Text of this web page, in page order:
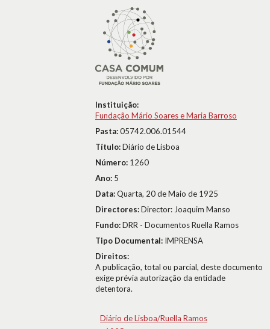
Instituição:
Fundação Mário Soares e Maria Barroso
Pasta:05742.006.01544
Título:Diário de Lisboa
Número: 1260
Ano: 5
Data:Quarta, 20 de Maio de 1925
Directores:Director: Joaquim Manso
Fundo:DRR - Documentos Ruella Ramos
Tipo Documental: IMPRENSA
Direitos:
A publicação, total ou parcial, deste documento
exige prévia autorização da entidade
detentora.
Diário de Lisboa/Ruella Ramos